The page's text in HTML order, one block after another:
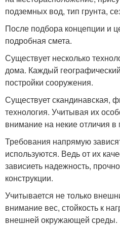
подземных вод, тип грунта,
После подбора концепции и
подробная смета.
Существует несколько
дома. Каждый
постройки сооружения.
Существует скандинавская,
технология. Учитывая их
внимание на некие отличия
Требования напрямую
используются. Ведь от их
зависиеть надежность,
конструкции.
Учитывается не только
внимание вес, стойкость к
внешней окружающей среды.